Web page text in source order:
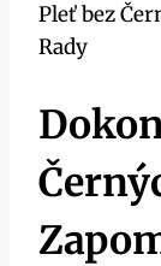
Pleť bez
Rady